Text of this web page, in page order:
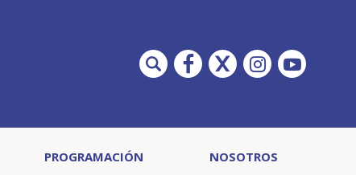
PROGRAMACIÓN NOSOTROS